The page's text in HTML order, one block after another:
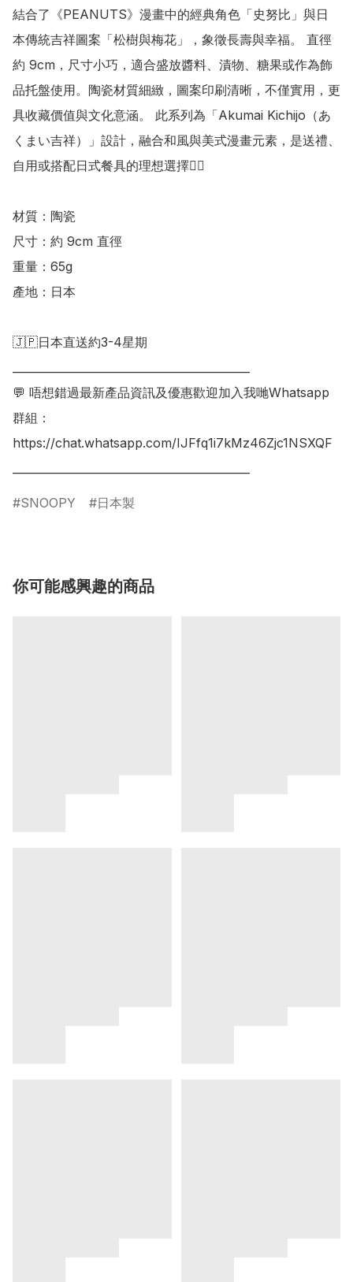
結合了《PEANUTS》漫畫中的經典角色「史努比」與日
本傳統吉祥圖案「松樹與梅花」，象徵長壽與幸福。 直徑
約 9cm，尺寸小巧，適合盛放醬料、漬物、糖果或作為飾
品托盤使用。陶瓷材質細緻，圖案印刷清晰，不僅實用，更
具收藏價值與文化意涵。 此系列為「Akumai Kichijo（あ
くまい吉祥）」設計，融合和風與美式漫畫元素，是送禮、
自用或搭配日式餐具的理想選擇👍🏻
材質：陶瓷
尺寸：約 9cm 直徑
重量：65g
產地：日本
🇯🇵日本直送約3-4星期
💬 唔想錯過最新產品資訊及優惠歡迎加入我哋Whatsapp
群組：
https://chat.whatsapp.com/IJFfq1i7kMz46Zjc1NSXQF
SNOOPY 日本製
你可能感興趣的商品